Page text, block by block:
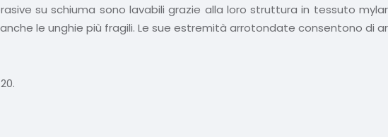
su schiuma sono lavabili grazie alla loro struttura in tessuto
le unghie più fragili. Le sue estremità arrotondate consentono di